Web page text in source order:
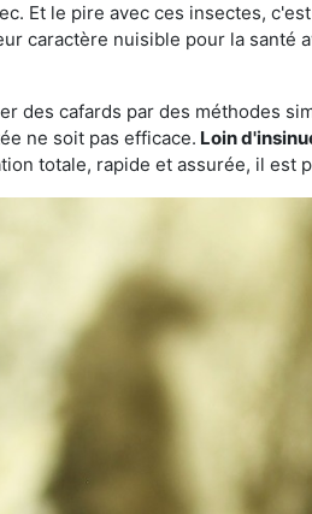
Et le pire avec ces insectes,
caractère nuisible pour la
des cafards par des méthodes
ne soit pas efficace. Loin
totale, rapide et assurée, il